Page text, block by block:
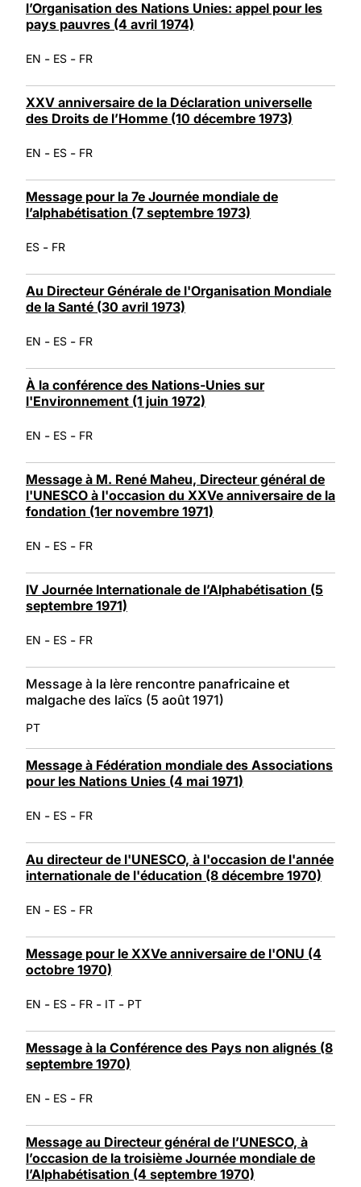
l’Organisation des Nations Unies: appel pour les
pays pauvres (4 avril 1974)
EN - ES - FR
XXV anniversaire de la Déclaration universelle
des Droits de l’Homme (10 décembre 1973)
EN - ES - FR
Message pour la 7e Journée mondiale de
l’alphabétisation (7 septembre 1973)
ES - FR
Au Directeur Générale de l'Organisation Mondiale
de la Santé (30 avril 1973)
EN - ES - FR
À la conférence des Nations-Unies sur
l'Environnement (1 juin 1972)
EN - ES - FR
Message à M. René Maheu, Directeur général de
l'UNESCO à l'occasion du XXVe anniversaire de la
fondation (1er novembre 1971)
EN - ES - FR
IV Journée Internationale de l’Alphabétisation (5
septembre 1971)
EN - ES - FR
Message à la Ière rencontre panafricaine et
malgache des laïcs (5 août 1971)
PT
Message à Fédération mondiale des Associations
pour les Nations Unies (4 mai 1971)
EN - ES - FR
Au directeur de l'UNESCO, à l'occasion de l'année
internationale de l'éducation (8 décembre 1970)
EN - ES - FR
Message pour le XXVe anniversaire de l'ONU (4
octobre 1970)
EN - ES - FR - IT - PT
Message à la Conférence des Pays non alignés (8
septembre 1970)
EN - ES - FR
Message au Directeur général de l’UNESCO, à
l’occasion de la troisième Journée mondiale de
l’Alphabétisation (4 septembre 1970)